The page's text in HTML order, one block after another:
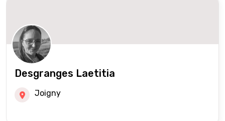
réseau Iad France et Iad Deutschland Inter agence
Desgranges Laetitia
Joigny